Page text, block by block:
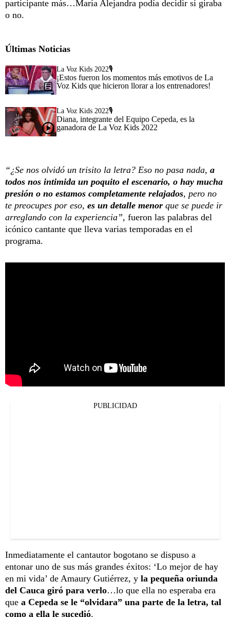
participante más…María Alejandra podía decidir si giraba
o no.
Últimas Noticias
La Voz Kids 2022🎙️
¡Estos fueron los momentos más emotivos de La
Voz Kids que hicieron llorar a los entrenadores!
La Voz Kids 2022🎙️
Diana, integrante del Equipo Cepeda, es la
ganadora de La Voz Kids 2022
“¿Se nos olvidó un trisito la letra? Eso no pasa nada, a
todos nos intimida un poquito el escenario, o hay mucha
presión o no estamos completamente relajados, pero no
te preocupes por eso, es un detalle menor que se puede ir
arreglando con la experiencia”, fueron las palabras del
icónico cantante que lleva varias temporadas en el
programa.
PUBLICIDAD
Inmediatamente el cantautor bogotano se dispuso a
entonar uno de sus más grandes éxitos: ‘Lo mejor de hay
en mi vida’ de Amaury Gutiérrez, y la pequeña oriunda
del Cauca giró para verlo…lo que ella no esperaba era
que a Cepeda se le “olvidara” una parte de la letra, tal
como a ella le sucedió.